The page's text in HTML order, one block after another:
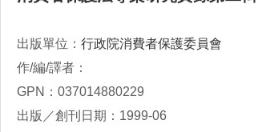
出版單位： 行政院消費者保護委員會
作/編/譯者：
GPN：037014880229
出版／創刊日期：1999-06